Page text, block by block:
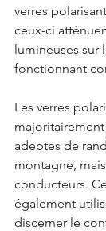
verres
ceux-ci
lumineuses sur
fonctionnant
Les verres
adeptes de
montagne,
conducteurs.
également
discerner le